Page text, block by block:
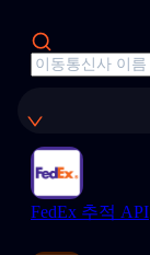
FedEx 추적 API